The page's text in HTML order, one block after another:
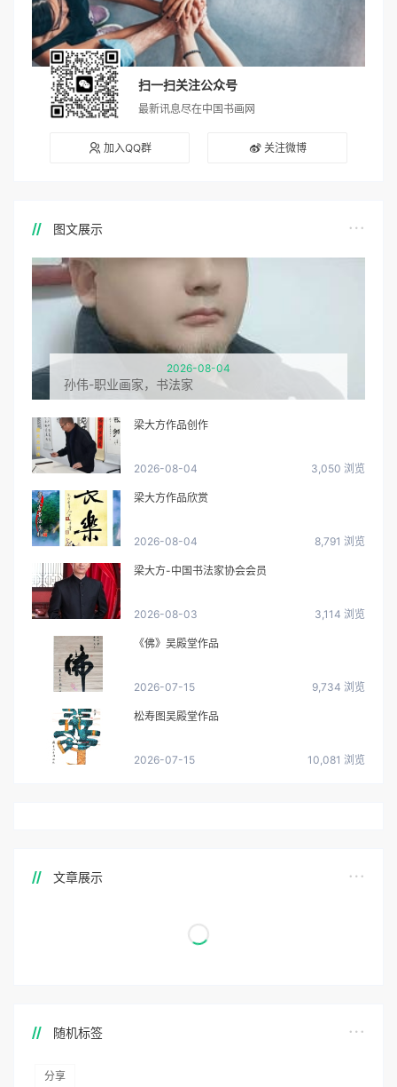
扫一扫关注公众号
最新讯息尽在中国书画网
加入QQ群 关注微博
图文展示
2026-08-04
孙伟-职业画家，书法家
梁大方作品创作
2026-08-04 3,050 浏览
梁大方作品欣赏
2026-08-04 8,791 浏览
梁大方-中国书法家协会会员
2026-08-03 3,114 浏览
《佛》吴殿堂作品
2026-07-15 9,734 浏览
松寿图吴殿堂作品
2026-07-15 10,081 浏览
文章展示
随机标签
分享